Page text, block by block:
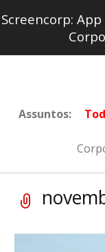
Screencorp:
Assuntos: